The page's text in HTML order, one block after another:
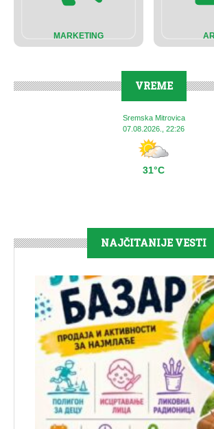
MARKETING
VREME
Sremska Mitrovica
07.08.2026., 22:26
31°C
NAJČITANIJE VESTI